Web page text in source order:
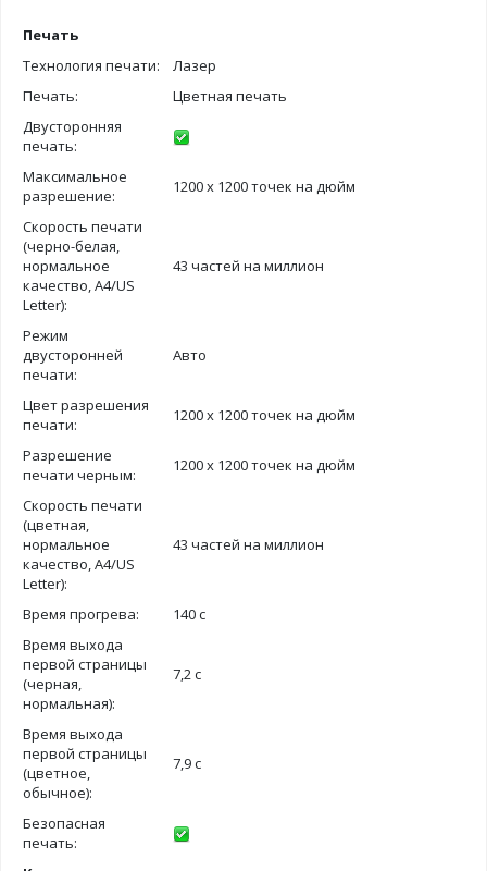
Печать
Технология печати:
Лазер
Печать:
Цветная печать
Двусторонняя
печать:
Максимальное
разрешение:
1200 х 1200 точек на дюйм
Скорость печати
(черно-белая,
нормальное
качество, A4/US
Letter):
43 частей на миллион
Режим
двусторонней
печати:
Авто
Цвет разрешения
печати:
1200 х 1200 точек на дюйм
Разрешение
печати черным:
1200 х 1200 точек на дюйм
Скорость печати
(цветная,
нормальное
качество, A4/US
Letter):
43 частей на миллион
Время прогрева:
140 с
Время выхода
первой страницы
(черная,
нормальная):
7,2 с
Время выхода
первой страницы
(цветное,
обычное):
7,9 с
Безопасная
печать: